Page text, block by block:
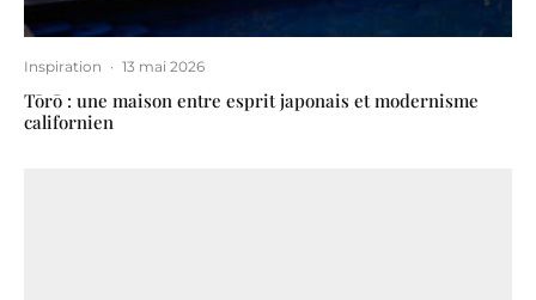
Inspiration · 13 mai 2026
Tōrō : une maison entre esprit japonais et modernisme
californien